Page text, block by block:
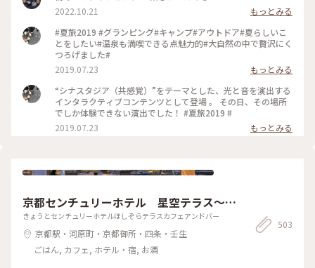
2022.10.21
もっとみる
#夏旅2019 #グランピング#キャンプ#アウトドア#夏らしいこ
とをしたい#温泉も満喫できる点魅力的#大自然の中で贅沢にく
つろげました#
2019.07.23
もっとみる
“シナスタジア（共感覚）”をテーマとした、光と音を演出する
インタラクティブコンテンツとして登場 。 その日、その場所
でしか体験できない演出でした！ #夏旅2019 #
2019.07.23
もっとみる
京都センチュリーホテル 星空テラス～C
afe＆Bar～
きょうとセンチュリーホテルほしぞらテラスカフェアンドバー
京都駅・河原町・京都御所・四条・壬生
ごはん, カフェ, ホテル・宿, お酒
503